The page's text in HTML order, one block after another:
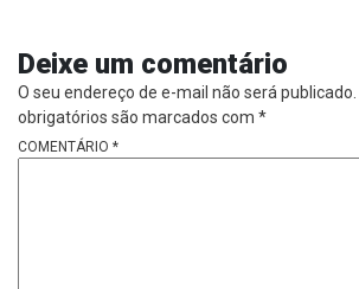
Deixe um comentário
O seu endereço de e-mail não será publicado.
obrigatórios são marcados com *
COMENTÁRIO *